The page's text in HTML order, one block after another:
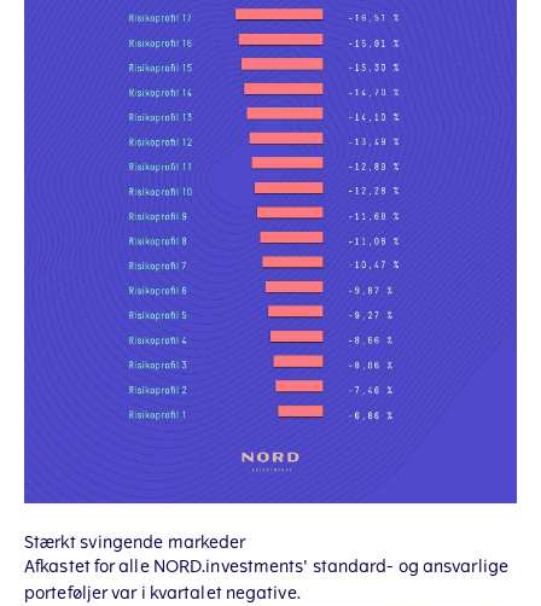
Stærkt svingende markeder
Afkastet for alle NORD.investments' standard- og ansvarlige
porteføljer var i kvartalet negative.